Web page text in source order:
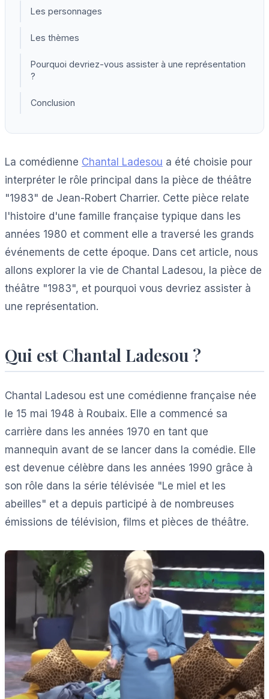
Les personnages
Les thèmes
Pourquoi devriez-vous assister à une représentation
?
Conclusion
La comédienne Chantal Ladesou a été choisie pour
interpréter le rôle principal dans la pièce de théâtre
"1983" de Jean-Robert Charrier. Cette pièce relate
l'histoire d'une famille française typique dans les
années 1980 et comment elle a traversé les grands
événements de cette époque. Dans cet article, nous
allons explorer la vie de Chantal Ladesou, la pièce de
théâtre "1983", et pourquoi vous devriez assister à
une représentation.
Qui est Chantal Ladesou ?
Chantal Ladesou est une comédienne française née
le 15 mai 1948 à Roubaix. Elle a commencé sa
carrière dans les années 1970 en tant que
mannequin avant de se lancer dans la comédie. Elle
est devenue célèbre dans les années 1990 grâce à
son rôle dans la série télévisée "Le miel et les
abeilles" et a depuis participé à de nombreuses
émissions de télévision, films et pièces de théâtre.